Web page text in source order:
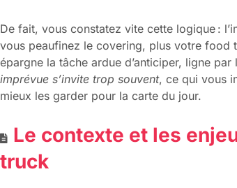
De fait, vous constatez vite cette logique :
vous peaufinez le covering, plus votre food
épargne la tâche ardue d’anticiper, ligne
imprévue s’invite trop souvent, ce qui vous
mieux les garder pour la carte du jour.
Le contexte et les
truck